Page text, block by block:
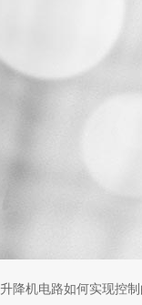
升降机电路如何实现控制